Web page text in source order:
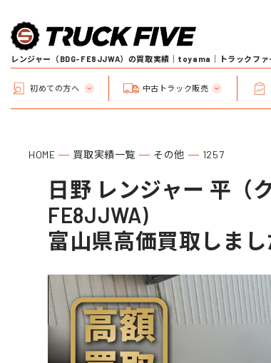
レンジャー（BDG-FE8JJWA）の買取実績｜toyama｜トラックファ
初めての方へ 中古トラック販売
HOME 買取実績一覧 その他 1257
日野 レンジャー 平（
FE8JJWA)
富山県高価買取しまし